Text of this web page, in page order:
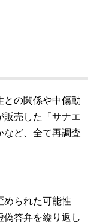
との関係や中傷動
販売した「サナエ
など、全て再調査
められた可能性
偽答弁を繰り返し